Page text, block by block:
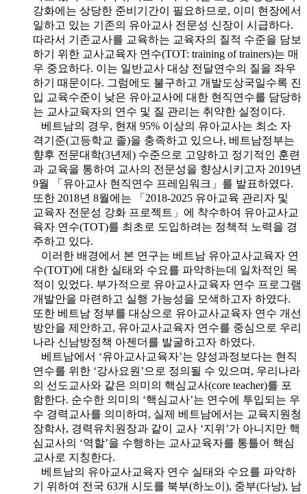
강화에는 상당한 준비기간이 필요하므로, 이미 현장에서
일하고 있는 기존의 유아교사 전문성 신장이 시급하다.
따라서 기존교사를 교육하는 교육자의 질적 수준을 담보
하기 위한 교사교육자 연수(TOT: training of trainers)는 매
우 중요하다. 이는 일반교사 대상 전달연수의 질을 좌우
하기 때문이다. 그럼에도 불구하고 개발도상국일수록 진
입 교육수준이 낮은 유아교사에 대한 현직연수를 담당하
는 교사교육자의 연수 및 질 관리는 취약한 실정이다.
베트남의 경우, 현재 95% 이상의 유아교사는 최소 자
격기준(고등학교 졸)을 충족하고 있으나, 베트남정부는
향후 전문대학(3년제) 수준으로 고양하고 정기적인 훈련
과 교육을 통하여 교사의 전문성을 향상시키고자 2019년
9월 「유아교사 현직연수 프레임워크」를 발표하였다.
또한 2018년 8월에는 「2018-2025 유아교육 관리자 및
교육자 전문성 강화 프로젝트」에 착수하여 유아교사교
육자 연수(TOT)를 최초로 도입하려는 정책적 노력을 경
주하고 있다.
이러한 배경에서 본 연구는 베트남 유아교사교육자 연
수(TOT)에 대한 실태와 수요를 파악하는데 일차적인 목
적이 있었다. 부가적으로 유아교사교육자 연수 프로그램
개발안을 마련하고 실행 가능성을 모색하고자 하였다.
또한 베트남 정부를 대상으로 유아교사교육자 연수 개선
방안을 제안하고, 유아교사교육자 연수를 중심으로 우리
나라 신남방정책 아젠더를 발굴하고자 하였다.
베트남에서 ‘유아교사교육자’는 양성과정보다는 현직
연수를 위한 ‘강사요원’으로 정의될 수 있으며, 우리나라
의 선도교사와 같은 의미의 핵심교사(core teacher)를 포
함한다. 순수한 의미의 ‘핵심교사’는 연수에 투입되는 우
수 경력교사를 의미하며, 실제 베트남에서는 교육지원청
장학사, 경력유치원장과 같이 교사 ‘지위’가 아니지만 핵
심교사의 ‘역할’을 수행하는 교사교육자를 통틀어 핵심
교사로 지칭한다.
베트남의 유아교사교육자 연수 실태와 수요를 파악하
기 위하여 전국 63개 시도를 북부(하노이), 중부(다낭), 남